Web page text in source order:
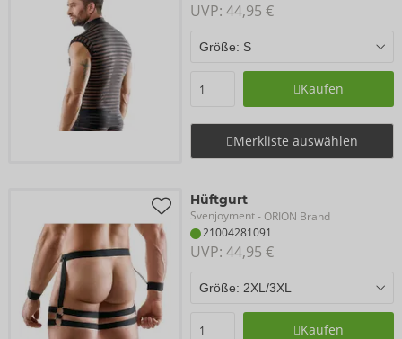
UVP: 44,95 €
Kaufen
Merkliste auswählen
Hüftgurt
Svenjoyment- ORION Brand
21004281091
UVP: 44,95 €
Kaufen